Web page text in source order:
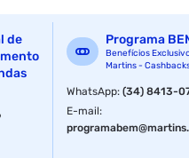
de
Programa
Benefícios
Martins -
WhatsApp:(34) 8413-
E-mail: